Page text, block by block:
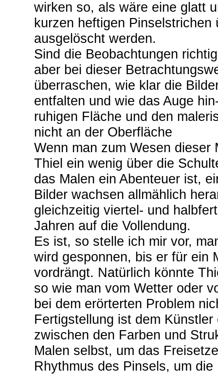
wirken so, als wäre eine glatt
kurzen heftigen
ausgelöscht werden.
Sind die Beobachtungen
aber bei dieser
überraschen, wie klar die
entfalten und wie das Auge
ruhigen Fläche und den
nicht an der Oberfläche
Wenn man zum Wesen
Thiel ein wenig über die
das Malen ein Abenteuer ist,
Bilder wachsen allmählich
gleichzeitig viertel- und
Jahren auf die Vollendung.
Es ist, so stelle ich mir vor,
wird gesponnen, bis er für ein
vordrängt. Natürlich könnte
so wie man vom Wetter oder
bei dem erörterten Problem
Fertigstellung ist dem
zwischen den Farben und
Malen selbst, um das
Rhythmus des Pinsels, um